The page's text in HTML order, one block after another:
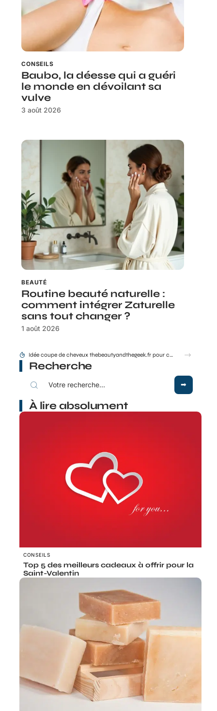
CONSEILS
Baubo, la déesse qui a guéri
le monde en dévoilant sa
vulve
3 août 2026
BEAUTÉ
Routine beauté naturelle :
comment intégrer Zaturelle
sans tout changer ?
1 août 2026
Baubo, la déesse qui a guéri le monde en dévoilant sa vulve
Recherche
À lire absolument
CONSEILS
Top 5 des meilleurs cadeaux à offrir pour la
Saint-Valentin